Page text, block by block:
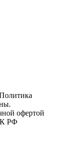
офертой
РФ